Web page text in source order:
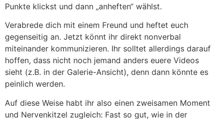
Punkte klickst und dann „anheften“ wählst.
Verabrede dich mit einem Freund und heftet euch
gegenseitig an. Jetzt könnt ihr direkt nonverbal
miteinander kommunizieren. Ihr solltet allerdings darauf
hoffen, dass nicht noch jemand anders euere Videos
sieht (z.B. in der Galerie-Ansicht), denn dann könnte es
peinlich werden.
Auf diese Weise habt ihr also einen zweisamen Moment
und Nervenkitzel zugleich: Fast so gut, wie in der